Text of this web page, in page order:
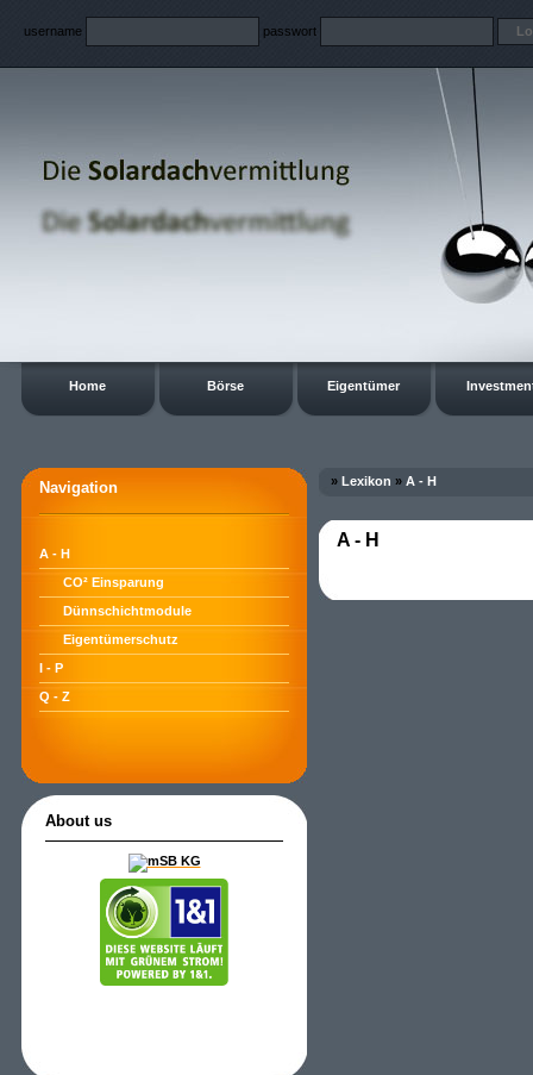
username passwort
Home Börse Eigentümer
Navigation
A - H
CO² Einsparung
Dünnschichtmodule
Eigentümerschutz
I - P
Q - Z
About us
» Lexikon » A - H
A - H